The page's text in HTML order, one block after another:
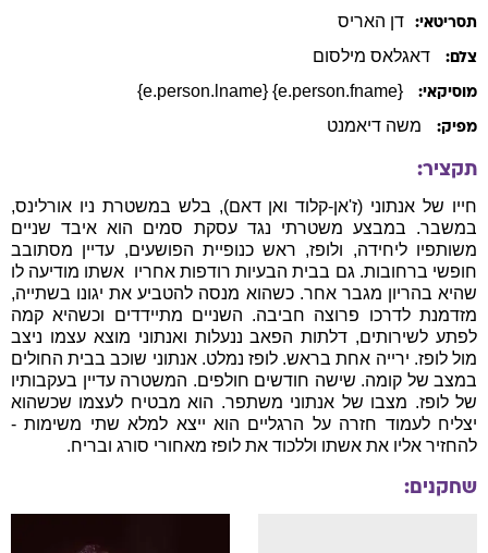
תסריטאי: דן האריס
צלם: דאגלאס מילסום
מוסיקאי: {e.person.fname} {e.person.lname}
מפיק: משה דיאמנט
תקציר:
חייו של אנתוני (ז'אן-קלוד ואן דאם), בלש במשטרת ניו אורלינס,
במשבר. במבצע משטרתי נגד עסקת סמים הוא איבד שניים
משותפיו ליחידה, ולופז, ראש כנופיית הפושעים, עדיין מסתובב
חופשי ברחובות. גם בבית הבעיות רודפות אחריו  אשתו מודיעה לו
שהיא בהריון מגבר אחר. כשהוא מנסה להטביע את יגונו בשתייה,
מזדמנת לדרכו פרוצה חביבה. השניים מתיידדים וכשהיא קמה
לפתע לשירותים, דלתות הפאב ננעלות ואנתוני מוצא עצמו ניצב
מול לופז. ירייה אחת בראש. לופז נמלט. אנתוני שוכב בבית החולים
במצב של קומה. שישה חודשים חולפים. המשטרה עדיין בעקבותיו
של לופז. מצבו של אנתוני משתפר. הוא מבטיח לעצמו שכשהוא
יצליח לעמוד חזרה על הרגליים הוא ייצא למלא שתי משימות -
להחזיר אליו את אשתו וללכוד את לופז מאחורי סורג ובריח.
שחקנים: